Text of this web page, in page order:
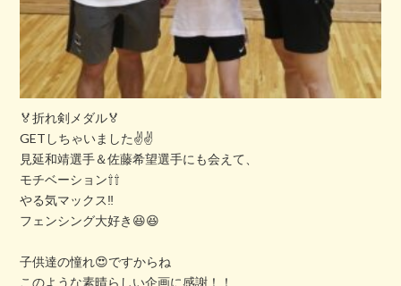
🏅折れ剣メダル🏅
GETしちゃいました✌✌
見延和靖選手＆佐藤希望選手にも会えて、
モチベーション⇧⇧
やる気マックス‼️
フェンシング大好き😆😆
子供達の憧れ😍ですからね
このような素晴らしい企画に感謝！！